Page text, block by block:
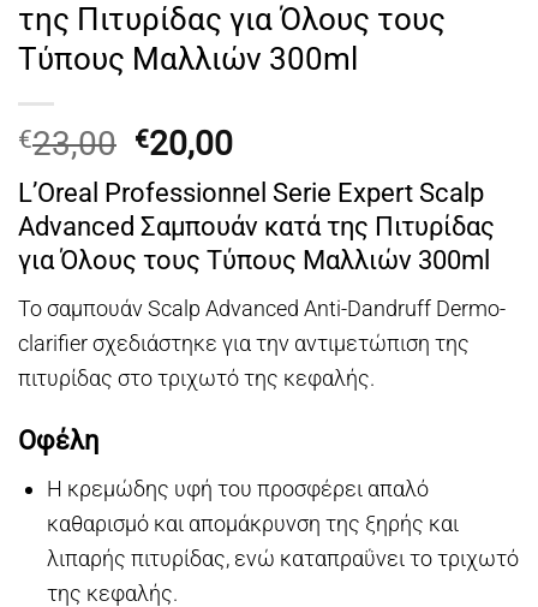
της Πιτυρίδας για Όλους τους
Τύπους Μαλλιών 300ml
€23,00 Original
price
was:
€23,00.
€20,00Η
τρέχουσα
τιμή
είναι:
€20,00.
L’Oreal Professionnel Serie Expert Scalp
Advanced Σαμπουάν κατά της Πιτυρίδας
για Όλους τους Τύπους Μαλλιών 300ml
Το σαμπουάν Scalp Advanced Anti-Dandruff Dermo-
clarifier σχεδιάστηκε για την αντιμετώπιση της
πιτυρίδας στο τριχωτό της κεφαλής.
Οφέλη
Η κρεμώδης υφή του προσφέρει απαλό
καθαρισμό και απομάκρυνση της ξηρής και
λιπαρής πιτυρίδας, ενώ καταπραΰνει το τριχωτό
της κεφαλής.